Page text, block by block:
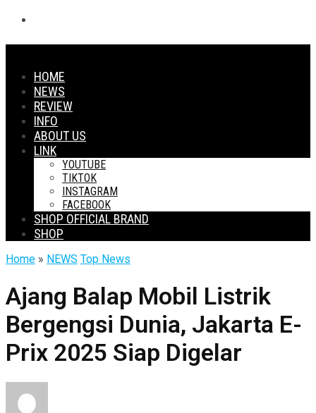
HOME
NEWS
REVIEW
INFO
ABOUT US
LINK
YOUTUBE
TIKTOK
INSTAGRAM
FACEBOOK
SHOP OFFICIAL BRAND
SHOP
Home » NEWS Top News
Ajang Balap Mobil Listrik
Bergengsi Dunia, Jakarta E-
Prix 2025 Siap Digelar